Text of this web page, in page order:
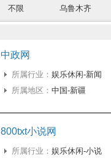
不限 乌鲁木齐
中政网
所属行业： 娱乐休闲-新闻
所属地区： 中国-新疆
800txt小说网
所属行业： 娱乐休闲-小说